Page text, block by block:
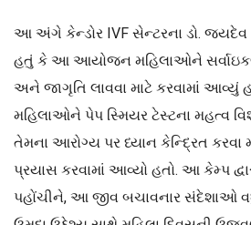
આ અંગે કેન્ડોર IVF સેન્ટરના ડો.
હતું કે આ આયોજન મહિલાઓને
અને જાગૃતિ લાવવા માટે કરવામાં આવ્યું
મહિલાઓને પેપ સ્મિયર ટેસ્ટના મહત્વ
તેમના આરોગ્ય પર ધ્યાન કેન્દ્રિત કરવા
પ્રયાસ કરવામાં આવ્યો હતો. આ કેમ્પ
પહોંચીને, આ જીવ બચાવનાર સંદેશાઓ વધુ